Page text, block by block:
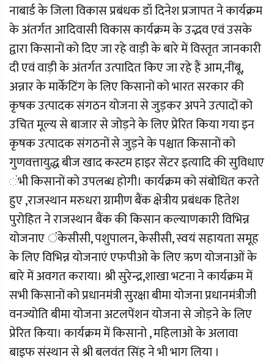
नाबार्ड के जिला विकास प्रबंधक डॉ दिनेश प्रजापत ने कार्यक्रम
के अंतर्गत आदिवासी विकास कार्यक्रम के उद्भव एवं उसके
द्वारा किसानों को दिए जा रहे वाड़ी के बारे में विस्तृत जानकारी
दी एवं वाड़ी के अंतर्गत उत्पादित किए जा रहे हैं आम,नींबू,
अन्नार के मार्केटिंग के लिए किसानों को भारत सरकार की
कृषक उत्पादक संगठन योजना से जुड़कर अपने उत्पादों को
उचित मूल्य से बाजार से जोड़ने के लिए प्रेरित किया गया इन
कृषक उत्पादक संगठनों से जुड़ने के पश्चात किसानों को
गुणवत्तायुद्ध बीज खाद कस्टम हाइर सेंटर इत्यादि की सुविधाए
ंभी किसानों को उपलब्ध होगी। कार्यक्रम को संबोधित करते
हुए ,राजस्थान मरुधरा ग्रामीण बैंक क्षेत्रीय प्रबंधक हितेश
पुरोहित ने राजस्थान बैंक की किसान कल्याणकारी विभिन्न
योजनाए ंकेसीसी, पशुपालन, केसीसी, स्वयं सहायता समूह
के लिए विभिन्न योजनाएं एफपीओ के लिए ऋण योजनाओं के
बारे में अवगत कराया। श्री सुरेन्द्र,शाखा भटना ने कार्यक्रम में
सभी किसानों को प्रधानमंत्री सुरक्षा बीमा योजना प्रधानमंत्रीजी
वनज्योति बीमा योजना अटलपेंशन योजना से जोड़ने के लिए
प्रेरित किया। कार्यक्रम में किसानो , महिलाओ के अलावा
बाइफ संस्थान से श्री बलवंत सिंह ने भी भाग लिया ।